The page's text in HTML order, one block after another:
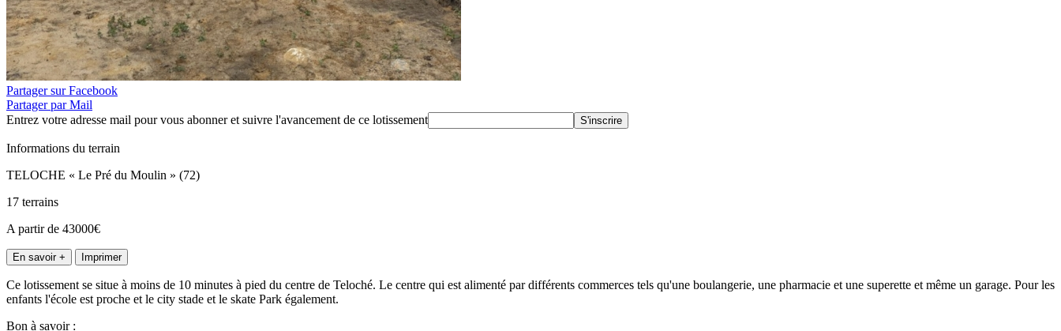
Partager sur Facebook
Partager par Mail
Entrez votre adresse mail pour vous abonner et suivre l'avancement de ce lotissement
S'inscrire
Informations du terrain
TELOCHE « Le Pré du Moulin » (72)
17 terrains
A partir de 43000€
En savoir + Imprimer
Ce lotissement se situe à moins de 10 minutes à pied du centre de Teloché. Le centre qui est alimenté par différents commerces tels qu'une boulangerie, une pharmacie et une superette et même un garage. Pour les
enfants l'école est proche et le city stade et le skate Park également.
Bon à savoir :